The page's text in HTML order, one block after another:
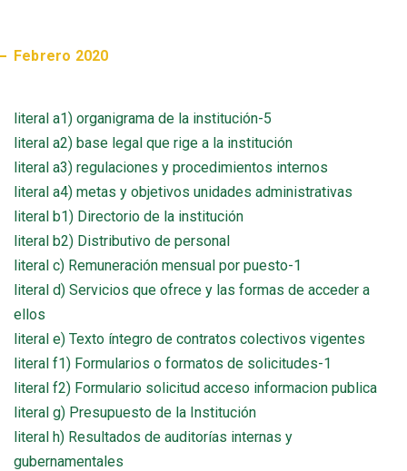
Febrero 2020
literal a1) organigrama de la institución-5
literal a2) base legal que rige a la institución
literal a3) regulaciones y procedimientos internos
literal a4) metas y objetivos unidades administrativas
literal b1) Directorio de la institución
literal b2) Distributivo de personal
literal c) Remuneración mensual por puesto-1
literal d) Servicios que ofrece y las formas de acceder a
ellos
literal e) Texto íntegro de contratos colectivos vigentes
literal f1) Formularios o formatos de solicitudes-1
literal f2) Formulario solicitud acceso informacion publica
literal g) Presupuesto de la Institución
literal h) Resultados de auditorías internas y
gubernamentales